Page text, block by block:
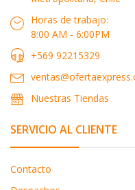
Horas de trabajo:
8:00 AM - 6:00PM
+569 92215329
Nuestras Tiendas
SERVICIO AL CLIENTE
Contacto